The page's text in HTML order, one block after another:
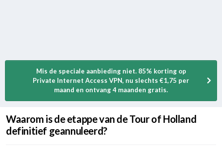
Mis de speciale aanbieding niet. 85% korting op
Private Internet Access VPN, nu slechts €1,75 per
maand en ontvang 4 maanden gratis.
Waarom is de etappe van de Tour of Holland
definitief geannuleerd?